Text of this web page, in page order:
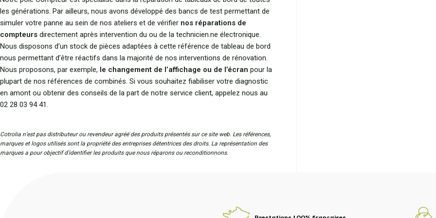
les générations. Par ailleurs, nous avons développé des bancs de test permettant de
simuler votre panne au sein de nos ateliers et de vérifier nos réparations de
compteurs directement après intervention du ou de la technicien.ne électronique.
Nous disposons d’un stock de pièces adaptées à cette référence de tableau de bord
nous permettant d’être réactifs dans la majorité de nos interventions de rénovation.
Nous proposons, par exemple, le changement de l’affichage ou de l’écran pour la
plupart de nos références de combinés. Si vous souhaitez fiabiliser votre diagnostic
en amont ou obtenir des conseils de la part de notre service client, appelez nous au
02 28 03 94 41.
Cotrolia n’est pas distributeur ou revendeur agréé des produits présentés sur ce site web. Les références,
marques et logos utilisés sont la propriété des entreprises détentrices des droits. La représentation des
marques a pour objectif d'identifier les produits que nous réparons ou reconditionnons.